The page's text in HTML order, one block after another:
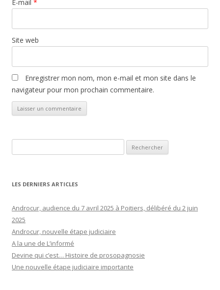
E-mail *
Site web
Enregistrer mon nom, mon e-mail et mon site dans le
navigateur pour mon prochain commentaire.
LES DERNIERS ARTICLES
Androcur, audience du 7 avril 2025 à Poitiers, délibéré du 2 juin
2025
Androcur, nouvelle étape judiciaire
A la une de L’informé
Devine qui c’est… Histoire de prosopagnosie
Une nouvelle étape judiciaire importante